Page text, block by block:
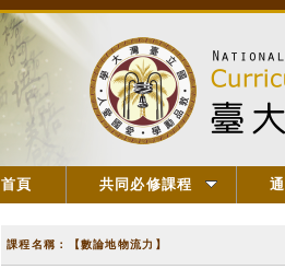
首頁 共同必修課程
課程名稱：【數論地物流力】